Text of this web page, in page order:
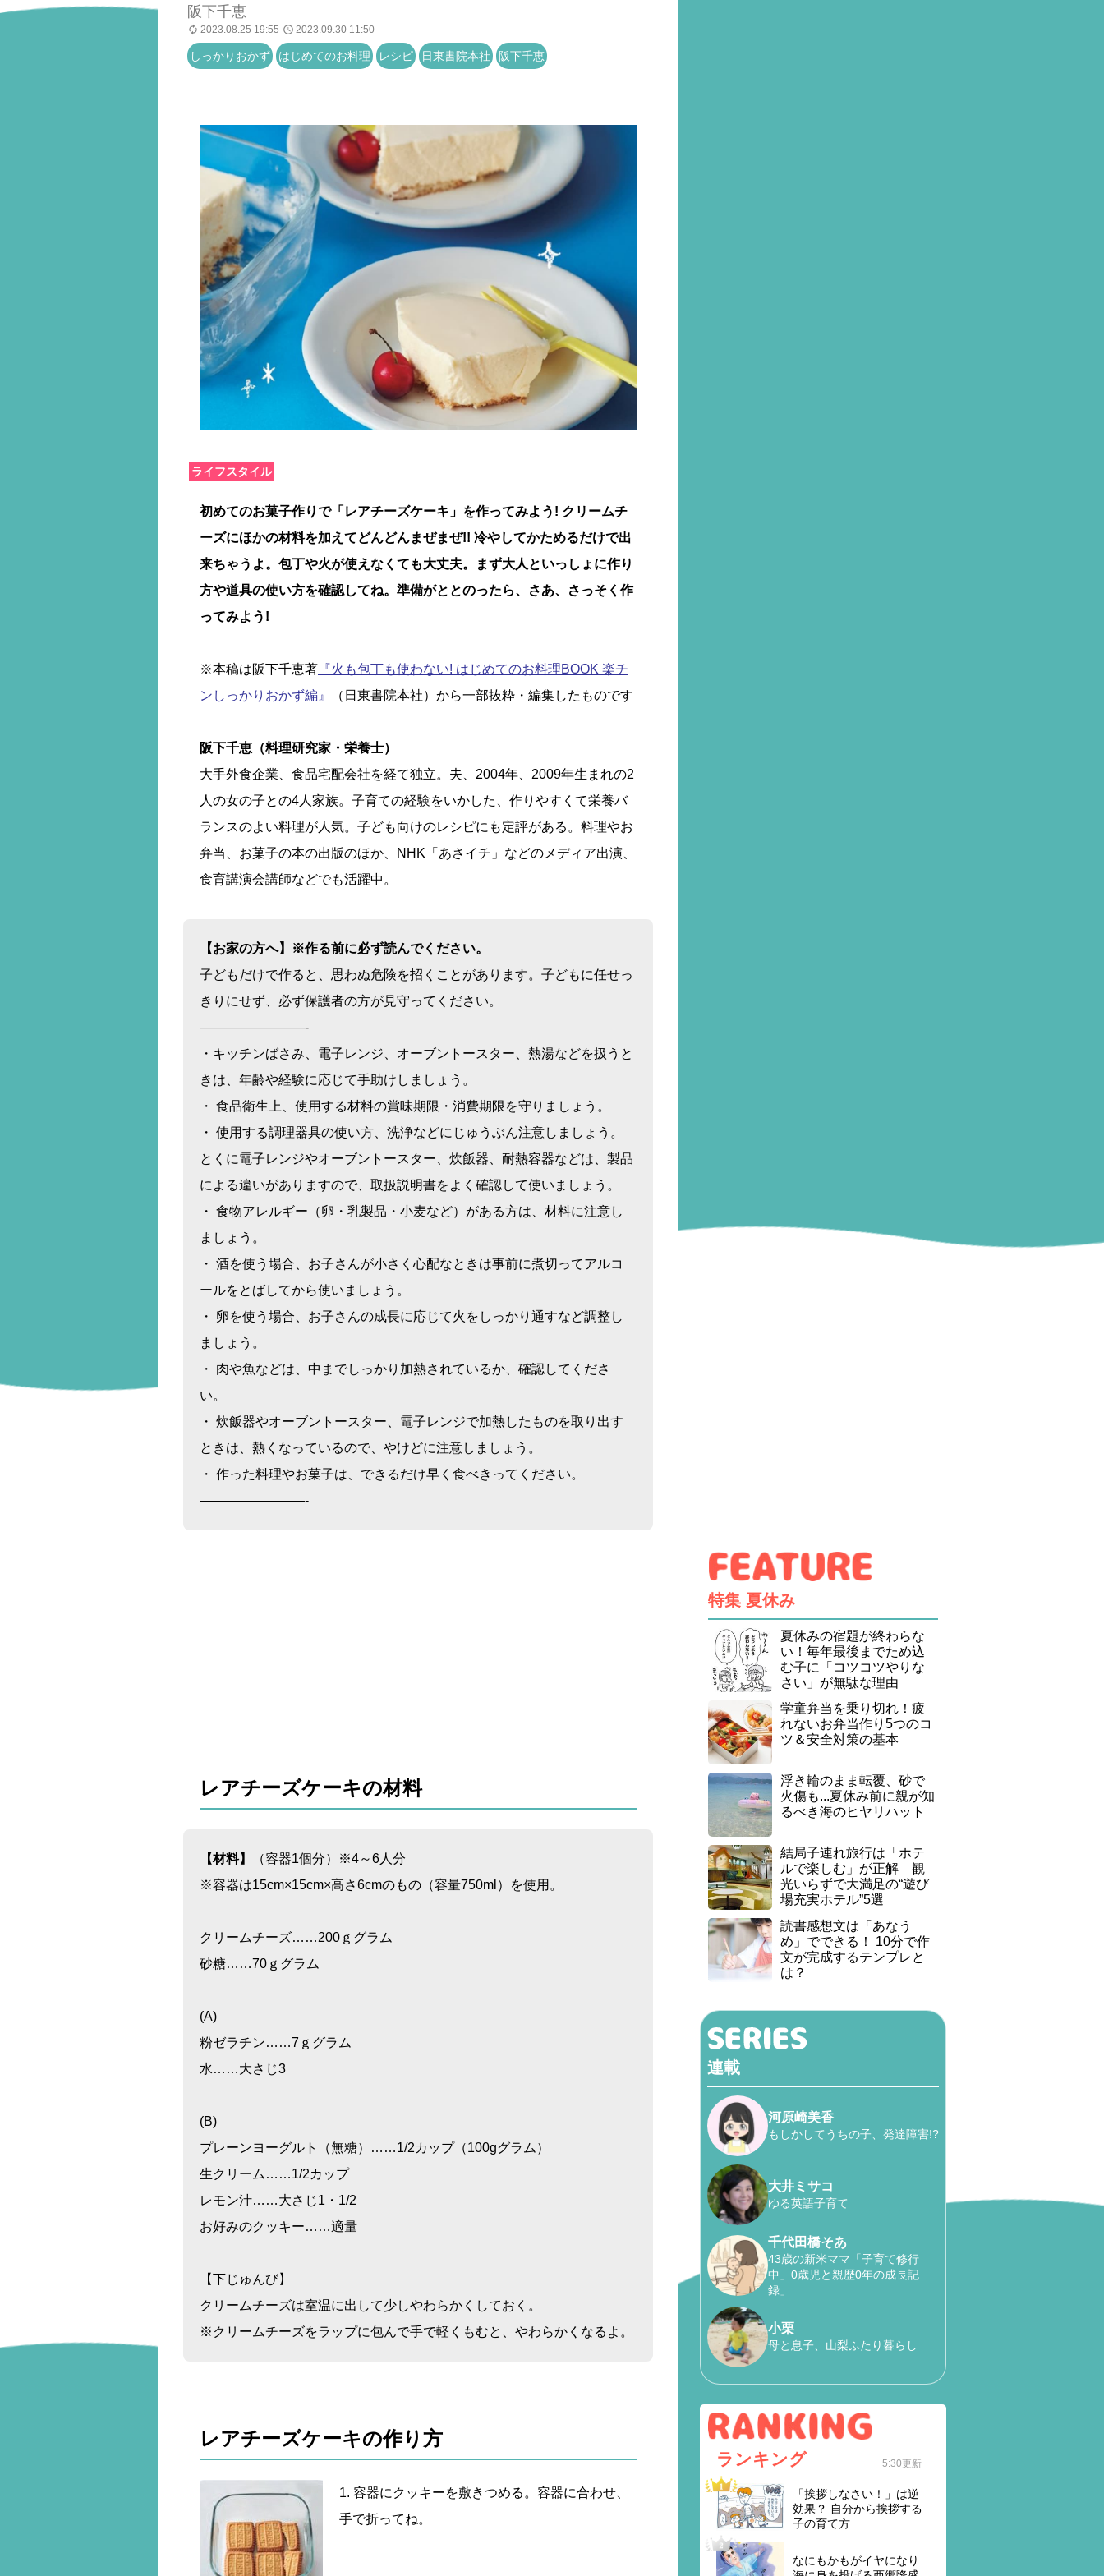
阪下千恵
2023.08.25 19:55 2023.09.30 11:50
しっかりおかず はじめてのお料理 レシピ 日東書院本社 阪下千恵
ライフスタイル
初めてのお菓子作りで「レアチーズケーキ」を作ってみよう! クリームチ
ーズにほかの材料を加えてどんどんまぜまぜ!! 冷やしてかためるだけで出
来ちゃうよ。包丁や火が使えなくても大丈夫。まず大人といっしょに作り
方や道具の使い方を確認してね。準備がととのったら、さあ、さっそく作
ってみよう!
※本稿は阪下千恵著 『火も包丁も使わない! はじめてのお料理BOOK 楽チ
ンしっかりおかず編』
（日東書院本社）から一部抜粋・編集したものです
阪下千恵（料理研究家・栄養士）
大手外食企業、食品宅配会社を経て独立。夫、2004年、2009年生まれの2
人の女の子との4人家族。子育ての経験をいかした、作りやすくて栄養バ
ランスのよい料理が人気。子ども向けのレシピにも定評がある。料理やお
弁当、お菓子の本の出版のほか、NHK「あさイチ」などのメディア出演、
食育講演会講師などでも活躍中。
【お家の方へ】※作る前に必ず読んでください。
子どもだけで作ると、思わぬ危険を招くことがあります。子どもに任せっ
きりにせず、必ず保護者の方が見守ってください。
————————-​
・キッチンばさみ、電子レンジ、オーブントースター、熱湯などを扱うと
きは、年齢や経験に応じて手助けしましょう。
・ 食品衛生上、使用する材料の賞味期限・消費期限を守りましょう。
・ 使用する調理器具の使い方、洗浄などにじゅうぶん注意しましょう。
とくに電子レンジやオーブントースター、炊飯器、耐熱容器などは、製品
による違いがありますので、取扱説明書をよく確認して使いましょう。
・ 食物アレルギー（卵・乳製品・小麦など）がある方は、材料に注意し
ましょう。
・ 酒を使う場合、お子さんが小さく心配なときは事前に煮切ってアルコ
ールをとばしてから使いましょう。
・ 卵を使う場合、お子さんの成長に応じて火をしっかり通すなど調整し
ましょう。
・ 肉や魚などは、中までしっかり加熱されているか、確認してくださ
い。
・ 炊飯器やオーブントースター、電子レンジで加熱したものを取り出す
ときは、熱くなっているので、やけどに注意しましょう。
・ 作った料理やお菓子は、できるだけ早く食べきってください。
————————-​
レアチーズケーキの材料
【材料】
（容器1個分）※4～6人分
※容器は15cm×15cm×高さ6cmのもの（容量750ml）を使用。
クリームチーズ……200ｇグラム
砂糖……70ｇグラム
(A)
粉ゼラチン……7ｇグラム
水……大さじ3
(B)
プレーンヨーグルト（無糖）……1/2カップ（100gグラム）
生クリーム……1/2カップ
レモン汁……大さじ1・1/2
お好みのクッキー……適量
【下じゅんび】
クリームチーズは室温に出して少しやわらかくしておく。
※クリームチーズをラップに包んで手で軽くもむと、やわらかくなるよ。
レアチーズケーキの作り方
1. 容器にクッキーを敷きつめる。容器に合わせ、
手で折ってね。
特集 夏休み
夏休みの宿題が終わらな
い！毎年最後までため込
む子に「コツコツやりな
さい」が無駄な理由
学童弁当を乗り切れ！疲
れないお弁当作り5つのコ
ツ＆安全対策の基本
浮き輪のまま転覆、砂で
火傷も...夏休み前に親が知
るべき海のヒヤリハット
結局子連れ旅行は「ホテ
ルで楽しむ」が正解 観
光いらずで大満足の“遊び
場充実ホテル”5選
読書感想文は「あなう
め」でできる！ 10分で作
文が完成するテンプレと
は？
連載
河原崎美香
もしかしてうちの子、発達障害!?
大井ミサコ
ゆる英語子育て
千代田橋そあ
43歳の新米ママ「子育て修行
中」0歳児と親歴0年の成長記
録」
小栗
母と息子、山梨ふたり暮らし
ランキング 5:30更新
「挨拶しなさい！」は逆
効果？ 自分から挨拶する
子の育て方
なにもかもがイヤになり